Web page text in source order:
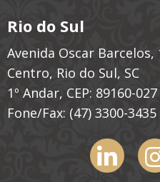
Rio do Sul
Avenida Oscar Barcelos,
Centro, Rio do Sul, SC
1º Andar, CEP: 89160-027
Fone/Fax: (47) 3300-3435